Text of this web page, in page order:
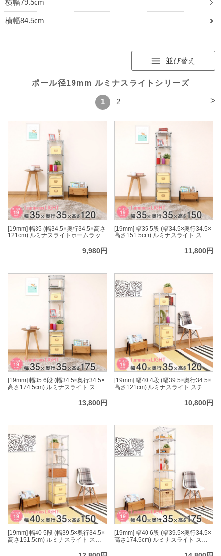
横幅79.5cm
横幅84.5cm
並び替え
ポール径19mm ルミナスライトシリーズ
>
1 2
[19mm] 幅35 (幅34.5×奥行34.5×高さ
121cm) ルミナスライトホームラック
9,980円
[19mm] 幅35 5段 (幅34.5×奥行34.5×
高さ151.5cm) ルミナスライト スチ
11,800円
[19mm] 幅35 6段 (幅34.5×奥行34.5×
高さ174.5cm) ルミナスライト スチ
13,800円
[19mm] 幅40 4段 (幅39.5×奥行34.5×
高さ121cm) ルミナスライト スチー
10,800円
[19mm] 幅40 5段 (幅39.5×奥行34.5×
高さ151.5cm) ルミナスライト スチ
[19mm] 幅40 6段 (幅39.5×奥行34.5×
高さ174.5cm) ルミナスライト スチ